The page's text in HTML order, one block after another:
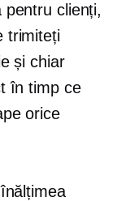
pentru clienți,
trimiteți
și chiar
în timp ce
orice